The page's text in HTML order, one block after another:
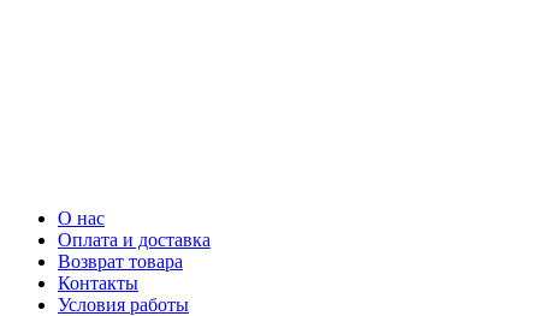
О нас
Оплата и доставка
Возврат товара
Контакты
Условия работы